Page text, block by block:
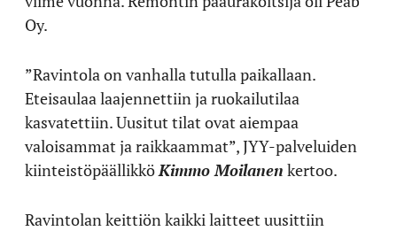
Oy.
”Ravintola on vanhalla tutulla paikallaan.
Eteisaulaa laajennettiin ja ruokailutilaa
kasvatettiin. Uusitut tilat ovat aiempaa
valoisammat ja raikkaammat”, JYY-palveluiden
kiinteistöpäällikköKimmo Moilanen kertoo.
Ravintolan keittiön kaikki laitteet uusittiin